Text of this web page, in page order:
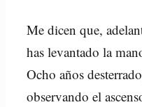
Me dicen que,
has levantado la
Ocho años
observando el